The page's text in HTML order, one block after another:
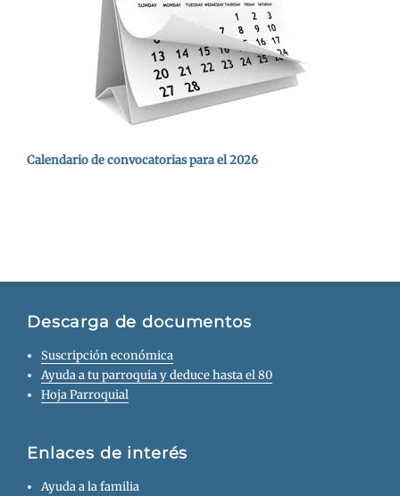
Calendario de convocatorias para el 2026
Descarga de documentos
Suscripción económica
Ayuda a tu parroquia y deduce hasta el 80
Hoja Parroquial
Enlaces de interés
Ayuda a la familia